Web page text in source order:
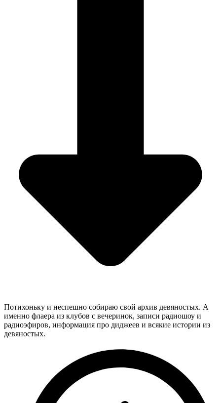
Потихоньку и неспешно собираю свой архив девяностых. А
именно флаера из клубов с вечеринок, записи радиошоу и
радиоэфиров, информация про диджеев и всякие истории из
девяностых.